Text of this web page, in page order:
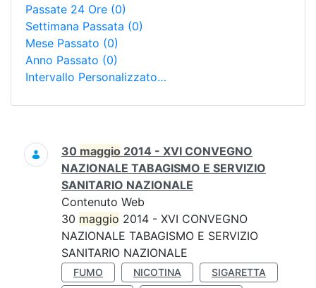
Passate 24 Ore (0)
Settimana Passata (0)
Mese Passato (0)
Anno Passato (0)
Intervallo Personalizzato…
Ricerca
30 maggio 2014 - XVI CONVEGNO
NAZIONALE TABAGISMO E SERVIZIO
SANITARIO NAZIONALE
Contenuto Web
30 maggio 2014 - XVI CONVEGNO
NAZIONALE TABAGISMO E SERVIZIO
SANITARIO NAZIONALE
FUMO NICOTINA
SIGARETTA